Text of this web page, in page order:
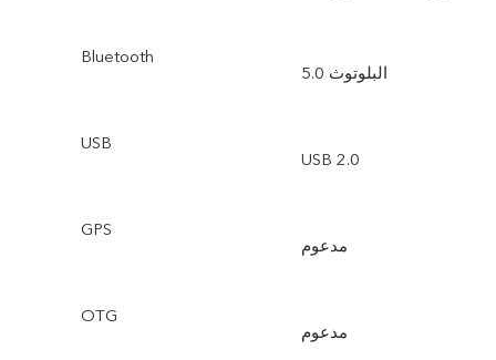
Bluetooth
البلوتوث 5.0
USB
GPS
مدعوم
OTG
مدعوم